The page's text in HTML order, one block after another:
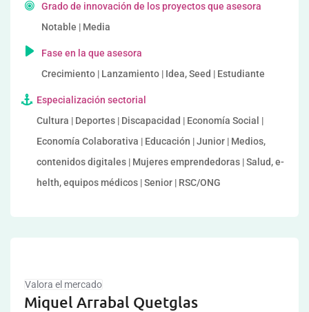
Grado de innovación de los proyectos que asesora
Notable | Media
Fase en la que asesora
Crecimiento | Lanzamiento | Idea, Seed | Estudiante
Especialización sectorial
Cultura | Deportes | Discapacidad | Economía Social |
Economía Colaborativa | Educación | Junior | Medios,
contenidos digitales | Mujeres emprendedoras | Salud, e-
helth, equipos médicos | Senior | RSC/ONG
Valora el mercado
Miquel Arrabal Quetglas